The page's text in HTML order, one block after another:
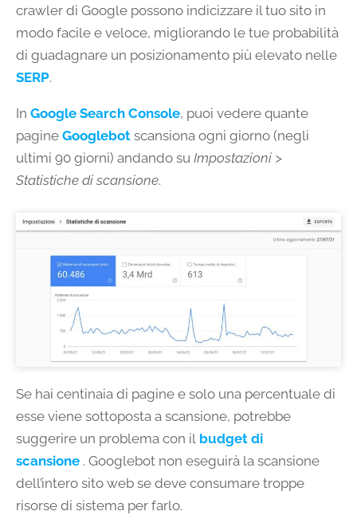
crawler di Google possono indicizzare il tuo sito in
modo facile e veloce, migliorando le tue probabilità
di guadagnare un posizionamento più elevato nelle
SERP.
In Google Search Console, puoi vedere quante
pagine Googlebot scansiona ogni giorno (negli
ultimi 90 giorni) andando su Impostazioni >
Statistiche di scansione.
Se hai centinaia di pagine e solo una percentuale di
esse viene sottoposta a scansione, potrebbe
suggerire un problema con il budget di
scansione . Googlebot non eseguirà la scansione
dell’intero sito web se deve consumare troppe
risorse di sistema per farlo.